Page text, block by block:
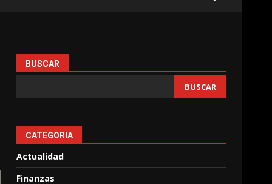
BUSCAR
BUSCAR
CATEGORIA
Actualidad
Finanzas